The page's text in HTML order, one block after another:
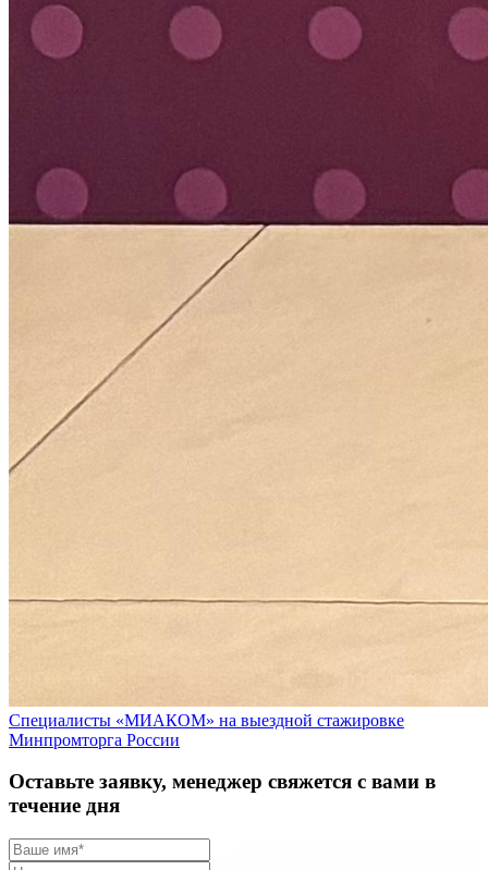
Специалисты «МИАКОМ» на выездной стажировке
Минпромторга России
Оставьте заявку, менеджер свяжется с вами в
течение дня